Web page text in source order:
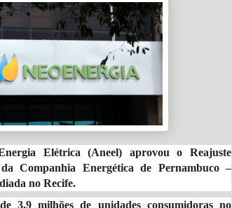
Elétrica (Aneel) aprovou o Reajuste
Companhia Energética de Pernambuco –
no Recife.
3,9 milhões de unidades consumidoras no